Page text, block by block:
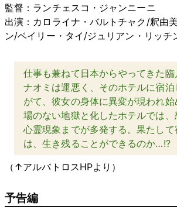
監督：ランチェスコ・ジャンニーニ
出演：カロライナ・バルトチャク/釈由
ン/ベイリー・タイ/ジュリアン・リッチ
仕事も兼ねて日本からやってきた
ナオミは運悪く、そのホテルに宿
がて、彼女の身体に異変が現われ
場のない地獄と化したホテルでは、
心霊現象までが多発する。果たして
は、生き残ることができるのか…!?
（↑アルバトロスHPより）
予告編